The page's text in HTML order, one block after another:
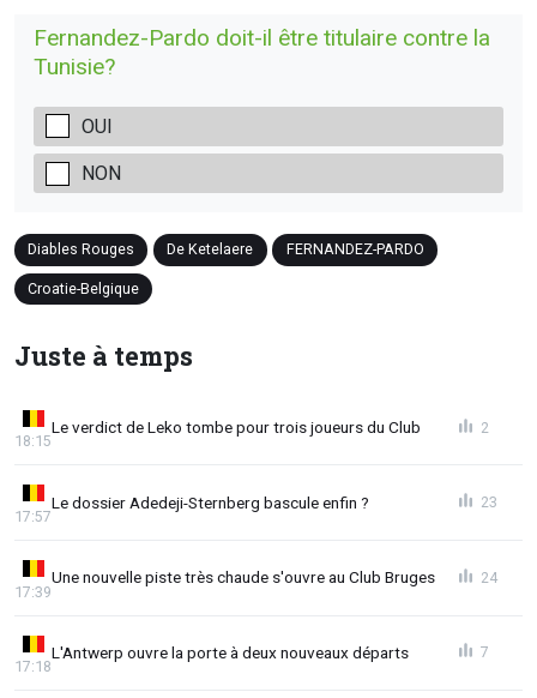
Fernandez-Pardo doit-il être titulaire contre la
Tunisie?
OUI
NON
Diables Rouges De Ketelaere FERNANDEZ-PARDO
Croatie-Belgique
Juste à temps
Le verdict de Leko tombe pour trois joueurs du Club
18:15
2
Le dossier Adedeji-Sternberg bascule enfin ?
17:57
23
Une nouvelle piste très chaude s'ouvre au Club Bruges
17:39
24
L'Antwerp ouvre la porte à deux nouveaux départs
17:18
7